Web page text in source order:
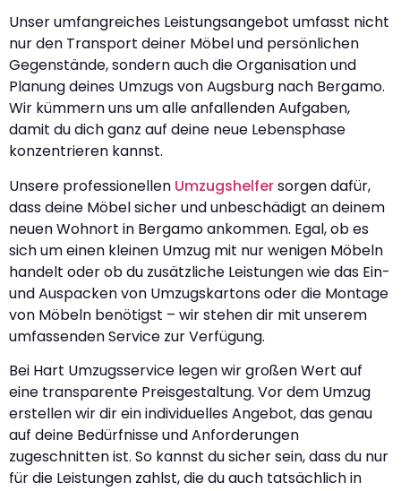
Unser umfangreiches Leistungsangebot umfasst nicht
nur den Transport deiner Möbel und persönlichen
Gegenstände, sondern auch die Organisation und
Planung deines Umzugs von Augsburg nach Bergamo.
Wir kümmern uns um alle anfallenden Aufgaben,
damit du dich ganz auf deine neue Lebensphase
konzentrieren kannst.
Unsere professionellen Umzugshelfersorgen dafür,
dass deine Möbel sicher und unbeschädigt an deinem
neuen Wohnort in Bergamo ankommen. Egal, ob es
sich um einen kleinen Umzug mit nur wenigen Möbeln
handelt oder ob du zusätzliche Leistungen wie das Ein-
und Auspacken von Umzugskartons oder die Montage
von Möbeln benötigst – wir stehen dir mit unserem
umfassenden Service zur Verfügung.
Bei Hart Umzugsservice legen wir großen Wert auf
eine transparente Preisgestaltung. Vor dem Umzug
erstellen wir dir ein individuelles Angebot, das genau
auf deine Bedürfnisse und Anforderungen
zugeschnitten ist. So kannst du sicher sein, dass du nur
für die Leistungen zahlst, die du auch tatsächlich in